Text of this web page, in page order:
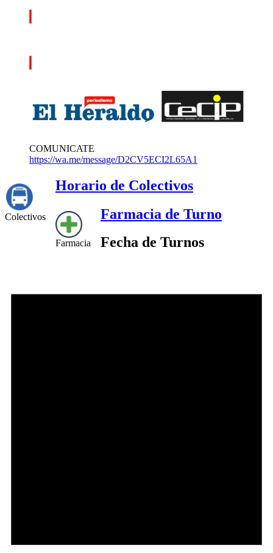
COMUNICATE
https://wa.me/message/D2CV5ECI2L65A1
Colectivos
Horario de Colectivos
Farmacia
Farmacia de Turno
Fecha de Turnos